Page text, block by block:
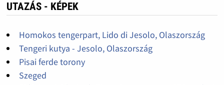
UTAZÁS - KÉPEK
Homokos tengerpart, Lido di Jesolo, Olaszország
Tengeri kutya - Jesolo, Olaszország
Pisai ferde torony
Szeged